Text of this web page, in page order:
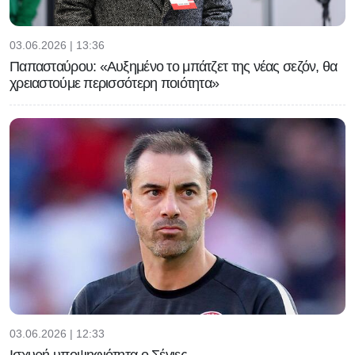
03.06.2026 | 13:36
Παπασταύρου: «Αυξημένο το μπάτζετ της νέας σεζόν, θα
χρειαστούμε περισσότερη ποιότητα»
03.06.2026 | 12:33